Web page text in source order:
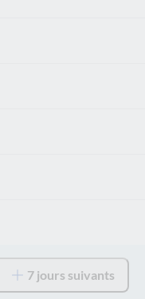
7 jours suivants